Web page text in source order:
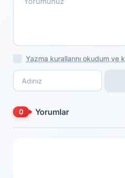
Yazma kurallarını okudum ve
0 Yorumlar